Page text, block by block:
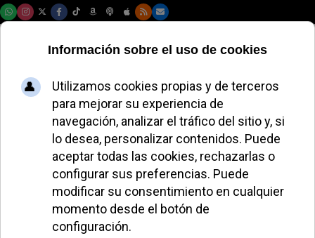
Sevilla celebra un
exitoso primer
semestre del Año
Jubilar 2025